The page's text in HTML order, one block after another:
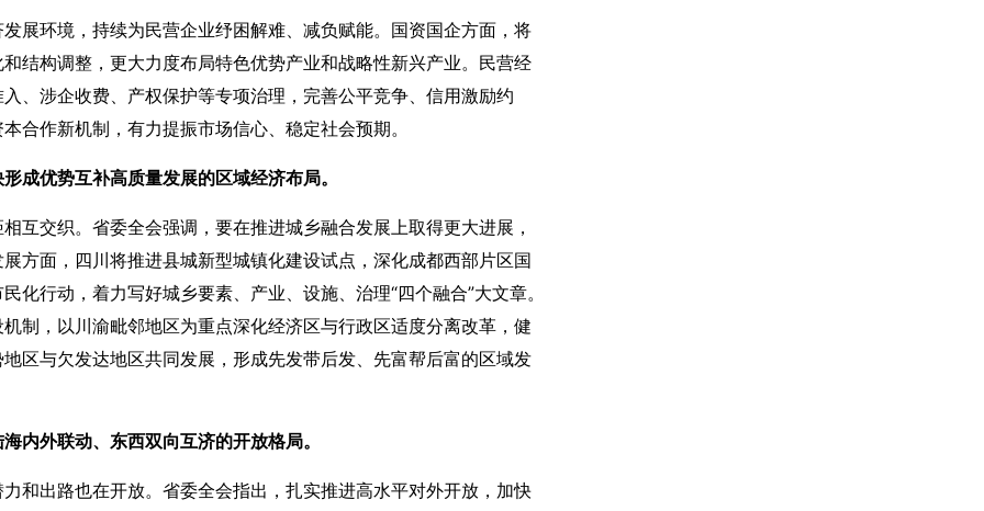
展环境，持续为民营企业纾困解难、减负赋能。国资国企方面，将
结构调整，更大力度布局特色优势产业和战略性新兴产业。民营经
、涉企收费、产权保护等专项治理，完善公平竞争、信用激励约
合作新机制，有力提振市场信心、稳定社会预期。
成优势互补高质量发展的区域经济布局。
互交织。省委全会强调，要在推进城乡融合发展上取得更大进展，
方面，四川将推进县城新型城镇化建设试点，深化成都西部片区国
行动，着力写好城乡要素、产业、设施、治理“四个融合”大文章。
制，以川渝毗邻地区为重点深化经济区与行政区适度分离改革，健
区与欠发达地区共同发展，形成先发带后发、先富帮后富的区域发
内外联动、东西双向互济的开放格局。
和出路也在开放。省委全会指出，扎实推进高水平对外开放，加快